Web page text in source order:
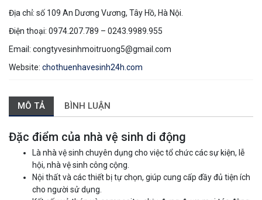
Địa chỉ: số 109 An Dương Vương, Tây Hồ, Hà Nội.
Điện thoại: 0974.207.789 – 0243.9989.955
Email: congtyvesinhmoitruong5@gmail.com
Website: chothuenhavesinh24h.com
MÔ TẢ BÌNH LUẬN
Đặc điểm của nhà vệ sinh di động
Là nhà vệ sinh chuyên dụng cho việc tổ chức các sự kiện, lễ
hội, nhà vệ sinh công cộng.
Nội thất và các thiết bị tự chọn, giúp cung cấp đầy đủ tiện ích
cho người sử dụng.